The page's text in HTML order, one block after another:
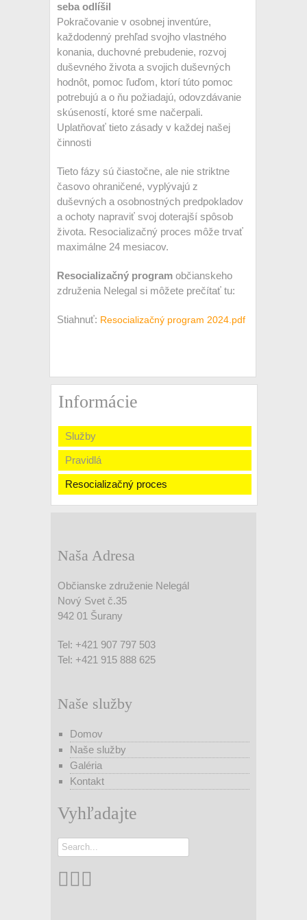
seba odlíšil
Pokračovanie v osobnej inventúre,
každodenný prehľad svojho vlastného
konania, duchovné prebudenie, rozvoj
duševného života a svojich duševných
hodnôt, pomoc ľuďom, ktorí túto pomoc
potrebujú a o ňu požiadajú, odovzdávanie
skúseností, ktoré sme načerpali.
Uplatňovať tieto zásady v každej našej
činnosti
Tieto fázy sú čiastočne, ale nie striktne
časovo ohraničené, vyplývajú z
duševných a osobnostných predpokladov
a ochoty napraviť svoj doterajší spôsob
života. Resocializačný proces môže trvať
maximálne 24 mesiacov.
Resocializačný program občianskeho
združenia Nelegal si môžete prečítať tu:
Stiahnuť: Resocializačný program 2024.pdf
Informácie
Služby
Pravidlá
Resocializačný proces
Naša Adresa
Občianske združenie Nelegál
Nový Svet č.35
942 01 Šurany
Tel: +421 907 797 503
Tel: +421 915 888 625
Naše služby
Domov
Naše služby
Galéria
Kontakt
Vyhľadajte